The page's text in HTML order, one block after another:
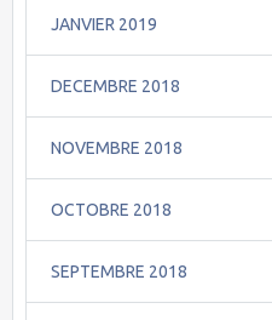
JANVIER 2019
DECEMBRE 2018
NOVEMBRE 2018
OCTOBRE 2018
SEPTEMBRE 2018